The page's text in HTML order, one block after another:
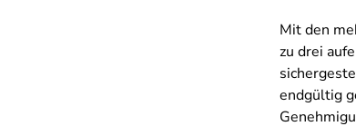
Mit den
zu drei
endgültig